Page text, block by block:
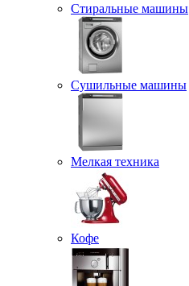
Стиральные машины
Сушильные машины
Мелкая техника
Кофе